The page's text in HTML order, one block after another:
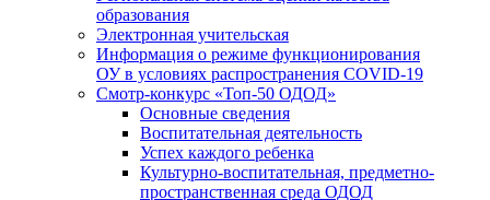
образования
Электронная учительская
Информация о режиме функционирования
ОУ в условиях распространения COVID-19
Смотр-конкурс «Топ-50 ОДОД»
Основные сведения
Воспитательная деятельность
Успех каждого ребенка
Культурно-воспитательная, предметно-
пространственная среда ОДОД